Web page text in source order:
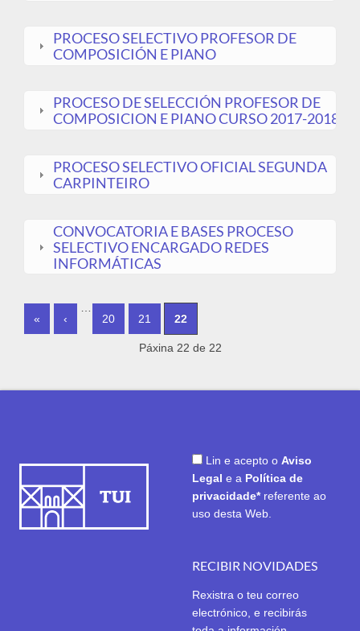
PROCESO SELECTIVO PROFESOR DE
COMPOSICIÓN E PIANO
PROCESO DE SELECCIÓN PROFESOR DE
COMPOSICION E PIANO CURSO 2017-2018
PROCESO SELECTIVO OFICIAL SEGUNDA
CARPINTEIRO
CONVOCATORIA E BASES PROCESO
SELECTIVO ENCARGADO REDES
INFORMÁTICAS
PÁGINAS
« ‹
…
20
21 22
Páxina 22 de 22
Lin e acepto o Aviso
Legal e a Política de
privacidade* referente ao
uso desta Web.
RECIBIR NOVIDADES
Rexistra o teu correo
electrónico, e recibirás